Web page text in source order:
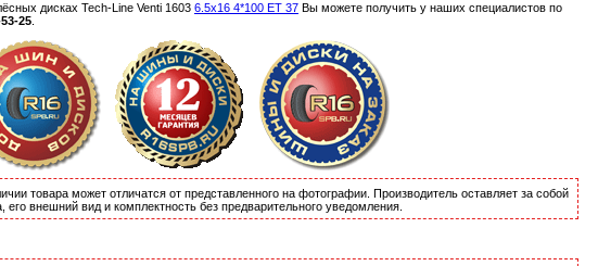
дисках Tech-Line Venti 1603 6.5x16 4*100 ET 37 Вы можете получить у наших специалистов по
25
товара может отличатся от представленного на фотографии. Производитель оставляет за собой
его внешний вид и комплектность без предварительного уведомления.